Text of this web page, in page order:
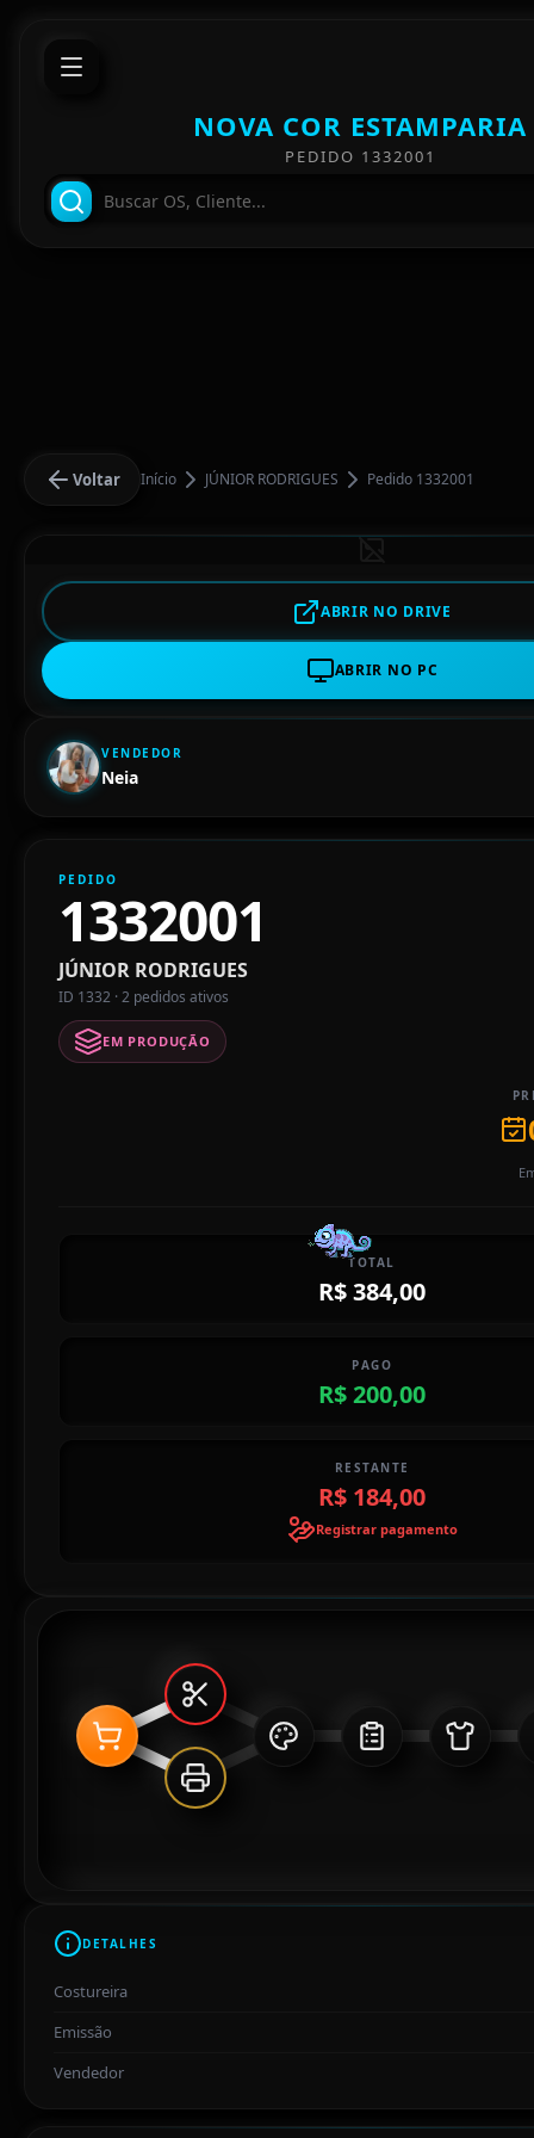
NOVA COR ESTAMPARIA
PEDIDO 1332001
Voltar Início JÚNIOR RODRIGUES Pedido 1332001
ABRIR NO DRIVE
ABRIR NO PC
VENDEDOR
Neia
PEDIDO
1332001
JÚNIOR RODRIGUES
ID 1332 · 2 pedidos ativos
EM PRODUÇÃO
TOTAL
R$ 384,00
PAGO
R$ 200,00
RESTANTE
R$ 184,00
Registrar pagamento
DETALHES
Costureira
Emissão
Vendedor